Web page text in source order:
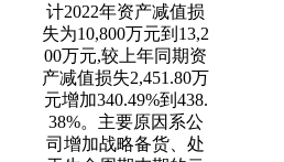
计2022年资产减值损
失为10,800万元到13,2
00万元,较上年同期资
产减值损失2,451.80万
元增加340.49%到438.
38%。主要原因系公
司增加战略备货、处